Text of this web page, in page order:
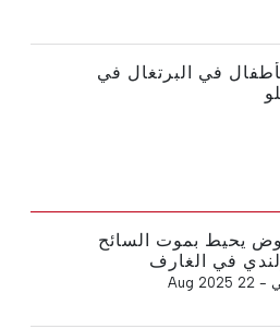
في البرتغال في
يحيط بموت السائح
في الغارف
-
22 Aug 2025